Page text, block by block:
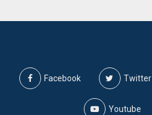
Facebook Twitter
Youtube